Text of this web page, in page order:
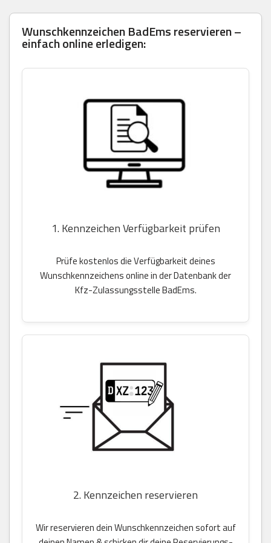
Wunschkennzeichen BadEms reservieren –
einfach online erledigen:
1. Kennzeichen Verfügbarkeit prüfen
Prüfe kostenlos die Verfügbarkeit deines
Wunschkennzeichens online in der Datenbank der
Kfz-Zulassungsstelle BadEms.
2. Kennzeichen reservieren
Wir reservieren dein Wunschkennzeichen sofort auf